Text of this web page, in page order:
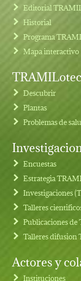
Footer menu
Editorial
Historial
Programa
Mapa interactivo
Descubrir
Plantas
Problemas de
Encuestas
Estrategia
Investigaciones
Talleres
Publicaciones
Talleres difusion
Actores y
Instituciones